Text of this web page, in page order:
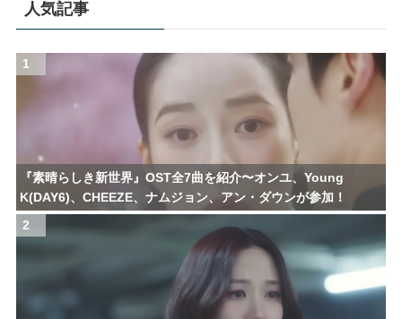
人気記事
1
『素晴らしき新世界』OST全7曲を紹介〜オンユ、Young
K(DAY6)、CHEEZE、ナムジョン、アン・ダウンが参加！
2